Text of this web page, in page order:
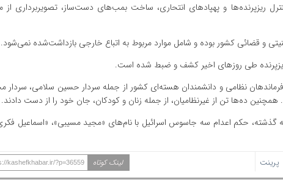
ریزپرنده‌ها و پهپادهای انتحاری، ساخت بمب‌های دست‌ساز، تصویربرداری از
و قضائی کشور بوده و شامل موارد مربوط به اتباع خارجی بازداشت‌شده نمی‌شود.
در تاریخ ۲۳ خردادماه، تعدادی از فرماندهان نظامی و دانشمندان هسته‌ای کشور از جمله سردار حسین سلامی،
ده‌ها تن از غیرنظامیان، از جمله زنان و کودکان، جان خود را از دست دادند.
حکم اعدام سه جاسوس اسرائیل با نام‌های «مجید مسیبی»، «اسماعیل
لینک کوتاه kashefkhabar.ir/?p=36559